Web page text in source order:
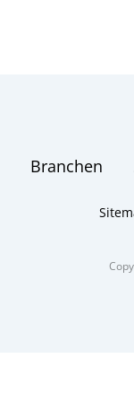
Branchen